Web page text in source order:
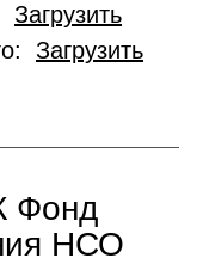
Загрузить
Загрузить
Фонд
НСО